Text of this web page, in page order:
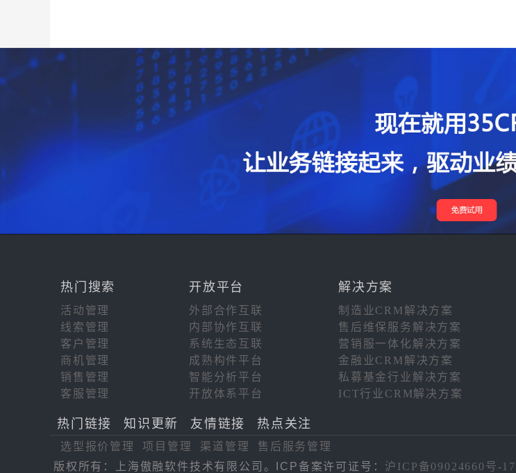
热门搜索 开放平台
活动管理
外部合作互联
线索管理
内部协作互联
客户管理
系统生态互联
商机管理
成熟构件平台
销售管理
智能分析平台
客服管理
开放体系平台
解决方案
制造业CRM解决方案
售后维保服务解决方案
营销服一体化解决方案
金融业CRM解决方案
私募基金行业解决方案
ICT行业CRM解决方案
热门链接 知识更新 友情链接 热点关注
选型报价管理 项目管理 渠道管理
售后服务管理
版权所有：上海傲融软件技术有限公司。ICP备案许可证号： 沪ICP备09024660号-17